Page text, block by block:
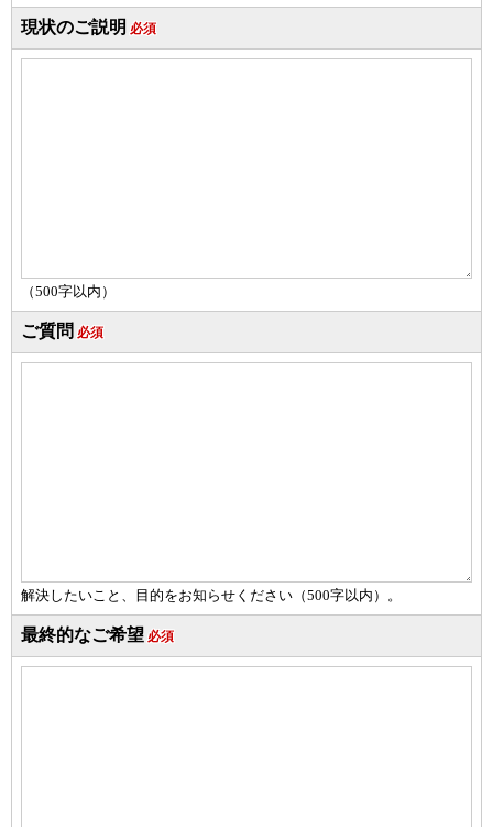
現状のご説明 必須
（500字以内）
ご質問 必須
解決したいこと、目的をお知らせください（500字以内）。
最終的なご希望 必須